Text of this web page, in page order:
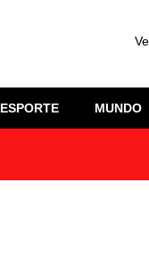
ESPORTE MUNDO